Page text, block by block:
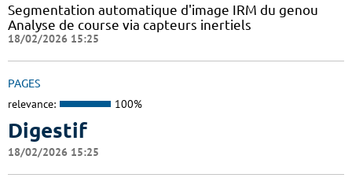
Segmentation automatique d'image IRM du genou
Analyse de course via capteurs inertiels
18/02/2026 15:25
PAGES
relevance: 100%
Digestif
18/02/2026 15:25